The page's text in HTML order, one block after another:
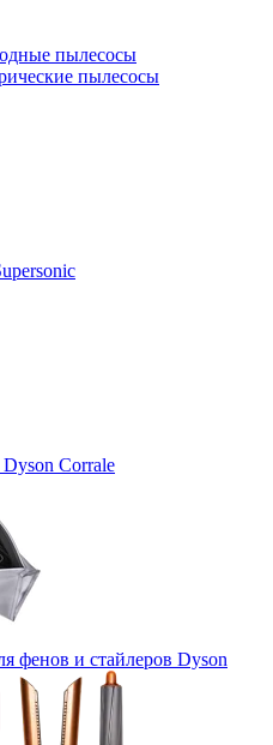
пылесосы
пылесосы
Corrale
фенов и стайлеров Dyson